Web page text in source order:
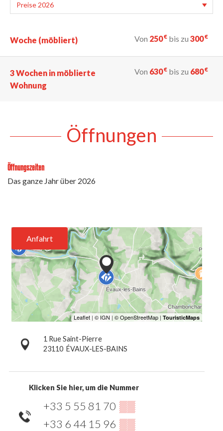
Woche (möbliert) Von 250€ bis zu 300€
3 Wochen in möblierte
Wohnung
Von 630€ bis zu 680€
Öffnungen
Öffnungszeiten
Das ganze Jahr über 2026
Anfahrt
1 Rue Saint-Pierre
23110 ÉVAUX-LES-BAINS
Klicken Sie hier, um die Nummer
+33 5 55 81 70 ▒▒
+33 6 44 15 96 ▒▒